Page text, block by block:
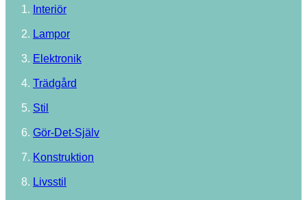
Interiör
Lampor
Elektronik
Trädgård
Stil
Gör-Det-Själv
Konstruktion
Livsstil